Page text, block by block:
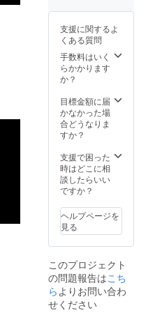
を開始
致しま
すので
少しお
時間を
す。 *ご
支援を
してい
ただく
『上乗
せ支
援』を
するこ
きま
す。 ご
ターン
の額に
上乗せ
して、
ご支援
頂けま
すと大
変あり
です。
きます)
*ご支援
をして
いただ
く際に
『上乗
するこ
とがで
きま
す場合
は、リ
ターン
の額に
して、
頂けま
すと大
変あり
がたい
です。
ます。
(店頭に
てお受
け渡し
の場合
はご本
せて頂
きます)
*ご支援
く際に
『上乗
せ支
援』を
とがで
す。 ご
都合許
は、リ
ターン
の額に
上乗せ
ので、
支援時
にプル
ダウン
でお選
びくだ
の受け
取り
は、営
ら6ヶ月
間を受
け取り
受付期
せてい
ただき
ます。
(店頭に
け渡し
の場合
はご本
人様確
認をさ
（白or
プルダ
ウンか
ら選択
してく
サイズ
はプル
ダウン
くださ
い。 *リ
ターン
のお受
は、郵
送もし
くは店
舗での
りの選
択が可
能です
ので、
支援時
支援に関するよ
くある質問
手数料はいく
らかかります
か？
目標金額に届
かなかった場
合どうなりま
すか？
支援で困った
時はどこに相
談したらいい
ですか？
ヘルプページを
見る
このプロジェクト
の問題報告はこち
らよりお問い合わ
せください